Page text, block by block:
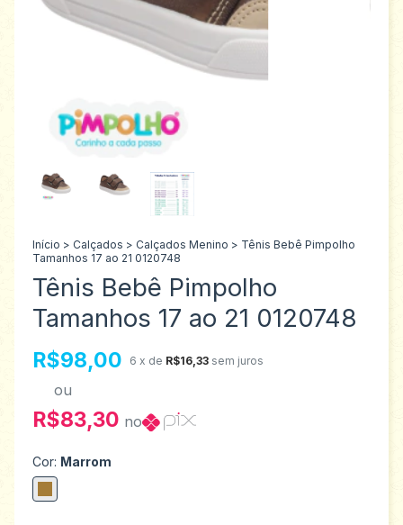
Início > Calçados > Calçados Menino > Tênis Bebê Pimpolho
Tamanhos 17 ao 21 0120748
Tênis Bebê Pimpolho
Tamanhos 17 ao 21 0120748
R$98,00 6 x de R$16,33 sem juros
ou
R$83,30 no
Cor: Marrom